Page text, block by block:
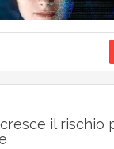
il rischio